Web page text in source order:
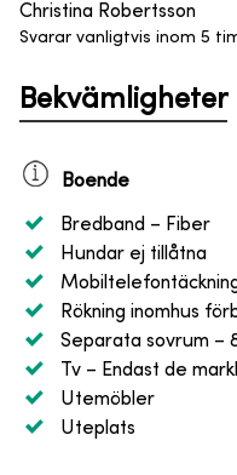
Christina Robertsson
Svarar vanligtvis inom 5
Bekvämligheter
Boende
Bredband – Fiber
Hundar ej tillåtna
Rökning inomhus
Separata sovrum –
Tv – Endast de
Utemöbler
Uteplats